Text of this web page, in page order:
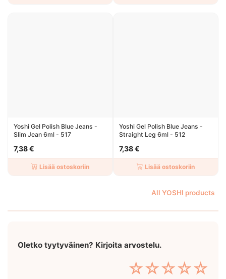
Yoshi Gel Polish Blue Jeans -
Slim Jean 6ml - 517
7,38 €
Lisää ostoskoriin
Yoshi Gel Polish Blue Jeans -
Straight Leg 6ml - 512
7,38 €
Lisää ostoskoriin
All YOSHI products
Oletko tyytyväinen? Kirjoita arvostelu.
☆
☆
☆
☆
☆